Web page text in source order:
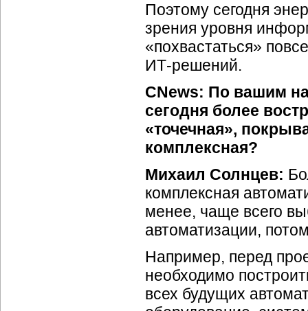
Поэтому сегодня
зрения уровня
«похвастаться»
ИТ-решений.
CNews: По вашим
сегодня более
«точечная»,
комплексная?
Михаил Солнцев:
комплексная
менее, чаще всего
автоматизации,
Например, перед
необходимо
всех будущих